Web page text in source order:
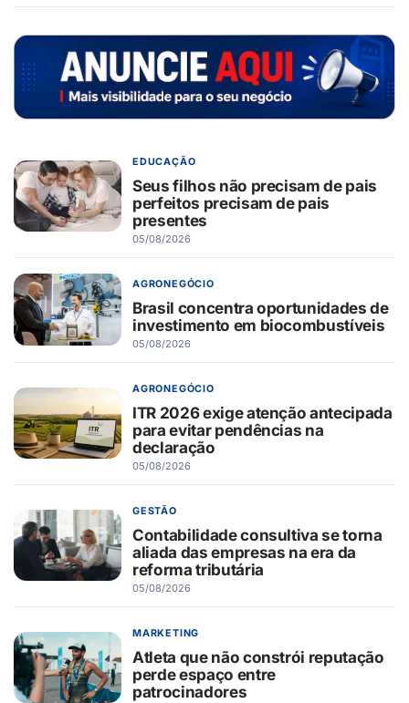
EDUCAÇÃO
Seus filhos não precisam de pais
perfeitos precisam de pais
presentes
05/08/2026
AGRONEGÓCIO
Brasil concentra oportunidades de
investimento em biocombustíveis
05/08/2026
AGRONEGÓCIO
ITR 2026 exige atenção antecipada
para evitar pendências na
declaração
05/08/2026
GESTÃO
Contabilidade consultiva se torna
aliada das empresas na era da
reforma tributária
05/08/2026
MARKETING
Atleta que não constrói reputação
perde espaço entre
patrocinadores